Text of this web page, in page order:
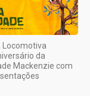
Locomotiva
da
Mackenzie com